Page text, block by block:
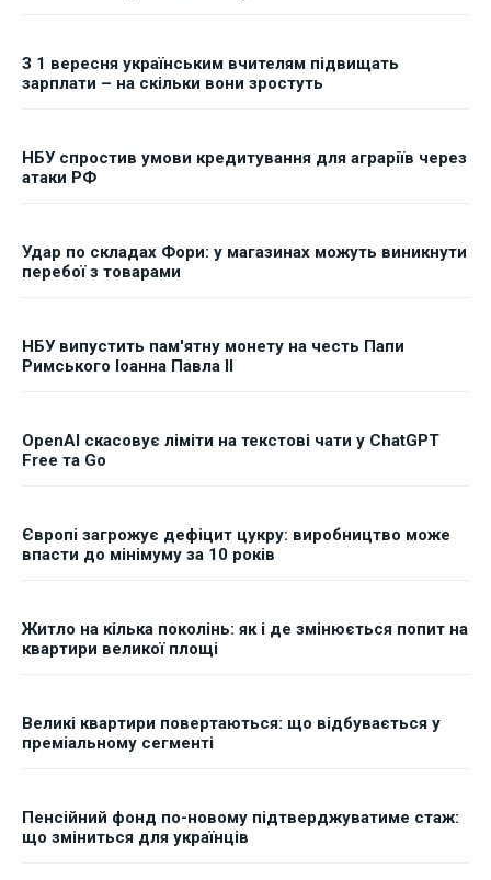
З 1 вересня українським вчителям підвищать
зарплати – на скільки вони зростуть
НБУ спростив умови кредитування для аграріїв через
атаки РФ
Удар по складах Фори: у магазинах можуть виникнути
перебої з товарами
НБУ випустить пам'ятну монету на честь Папи
Римського Іоанна Павла II
OpenAI скасовує ліміти на текстові чати у ChatGPT
Free та Go
Європі загрожує дефіцит цукру: виробництво може
впасти до мінімуму за 10 років
Житло на кілька поколінь: як і де змінюється попит на
квартири великої площі
Великі квартири повертаються: що відбувається у
преміальному сегменті
Пенсійний фонд по-новому підтверджуватиме стаж:
що зміниться для українців